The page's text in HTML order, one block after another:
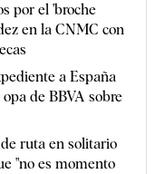
por el 'broche
en la CNMC con
a España
de BBVA sobre
ruta en solitario
"no es momento